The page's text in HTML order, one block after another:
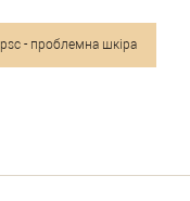
psc - проблемна шкіра